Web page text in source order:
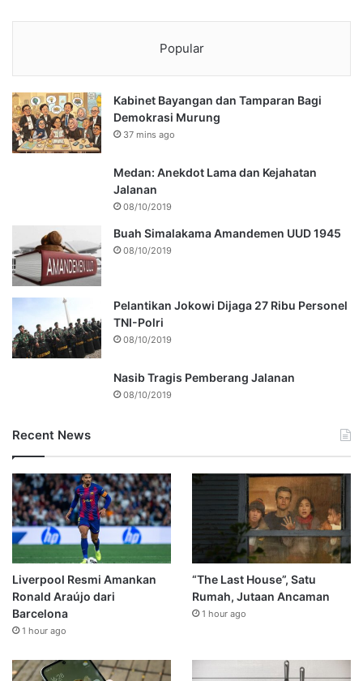
Popular
Kabinet Bayangan dan Tamparan Bagi
Demokrasi Murung
37 mins ago
Medan: Anekdot Lama dan Kejahatan
Jalanan
08/10/2019
Buah Simalakama Amandemen UUD 1945
08/10/2019
Pelantikan Jokowi Dijaga 27 Ribu Personel
TNI-Polri
08/10/2019
Nasib Tragis Pemberang Jalanan
08/10/2019
Recent News
Liverpool Resmi Amankan
Ronald Araújo dari
Barcelona
1 hour ago
“The Last House”, Satu
Rumah, Jutaan Ancaman
1 hour ago